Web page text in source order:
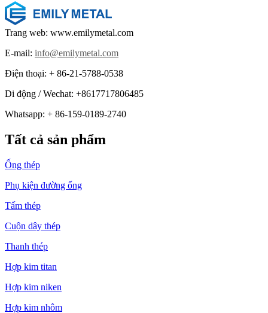
Trang web: www.emilymetal.com
E-mail: info@emilymetal.com
Điện thoại: + 86-21-5788-0538
Di động / Wechat: +8617717806485
Whatsapp: + 86-159-0189-2740
Tất cả sản phẩm
Ống thép
Phụ kiện đường ống
Tấm thép
Cuộn dây thép
Thanh thép
Hợp kim titan
Hợp kim niken
Hợp kim nhôm